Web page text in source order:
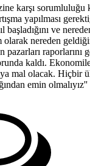
karşı sorumluluğu
yapılması
ve
nereden
raporlarını
kaldı.
mal olacak. Hiçbir
emin